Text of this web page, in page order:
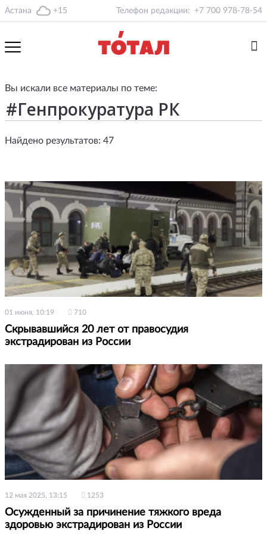
Астана +15 Телефон редакции: +7 700 978-78-54
Вы искали все материалы по теме:
Найдено результатов: 47
01 июня, 10:19 710
Скрывавшийся 20 лет от правосудия
экстрадирован из России
12 мая 2025, 13:15 1253
Осужденный за причинение тяжкого вреда
здоровью экстрадирован из России